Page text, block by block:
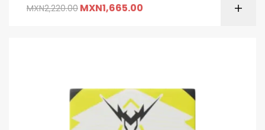
MXN2,220.00 MXN1,665.00